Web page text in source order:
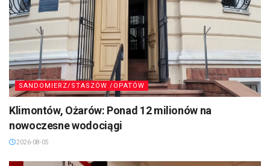
SANDOMIERZ/STASZÓW /OPATÓW
Klimontów, Ożarów: Ponad 12 milionów na
nowoczesne wodociągi
2026-08-05